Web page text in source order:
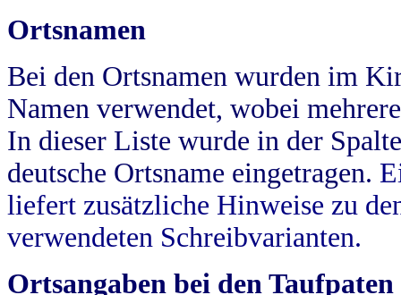
Ortsnamen
Bei den Ortsnamen wurden im
Namen verwendet, wobei
In dieser Liste wurde in der
deutsche Ortsname eingetragen.
liefert zusätzliche Hinweise zu
verwendeten Schreibvarianten.
Ortsangaben bei den Taufpaten